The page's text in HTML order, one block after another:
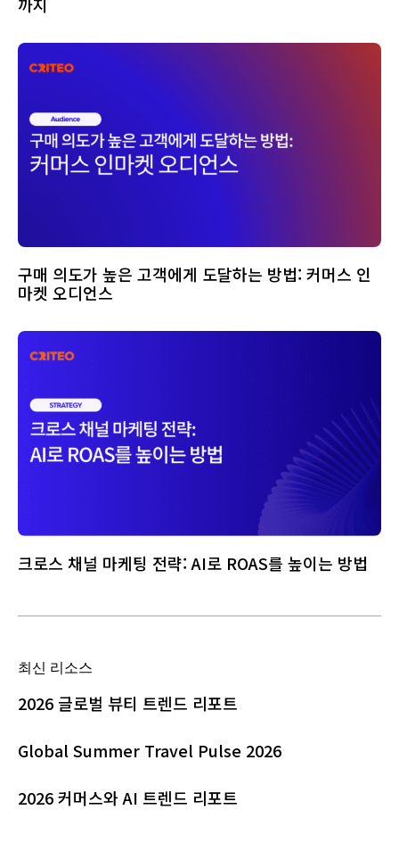
구매 의도가 높은 고객에게 도달하는 방법: 커머스 인
마켓 오디언스
크로스 채널 마케팅 전략: AI로 ROAS를 높이는 방법
최신 리소스
2026 글로벌 뷰티 트렌드 리포트
Global Summer Travel Pulse 2026
2026 커머스와 AI 트렌드 리포트